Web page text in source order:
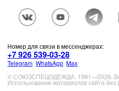
Номер для связи в мессенджерах:
+7 926 539-03-28
Telegram WhatsApp Max
© СОЮЗСПЕЦОДЕЖДА, 1991—2026.
Использование материалов сайта